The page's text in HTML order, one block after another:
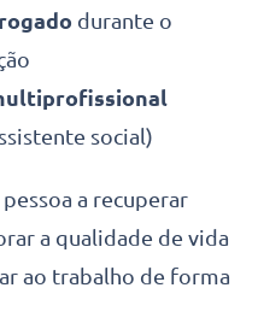
durante o
social)
a recuperar
a qualidade de vida
ao trabalho de forma